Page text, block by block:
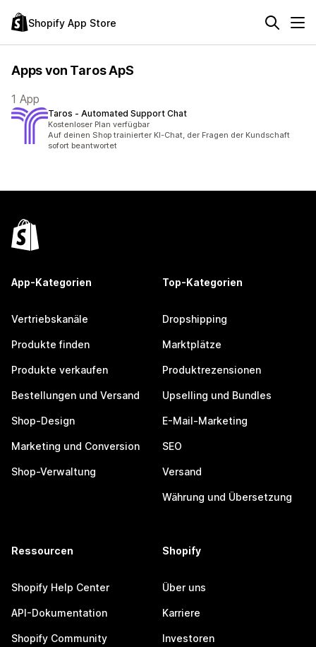
Shopify App Store
Apps von Taros ApS
1 App
Taros ‑ Automated Support Chat
Kostenloser Plan verfügbar
Auf deinen Shop trainierter KI-Chat, der Fragen der Kundschaft
sofort beantwortet
App-Kategorien
Vertriebskanäle
Produkte finden
Produkte verkaufen
Bestellungen und Versand
Shop-Design
Marketing und Conversion
Shop-Verwaltung
Top-Kategorien
Dropshipping
Marktplätze
Produktrezensionen
Upselling und Bundles
E-Mail-Marketing
SEO
Versand
Währung und Übersetzung
Ressourcen
Shopify Help Center
API-Dokumentation
Shopify Community
Shopify
Über uns
Karriere
Investoren